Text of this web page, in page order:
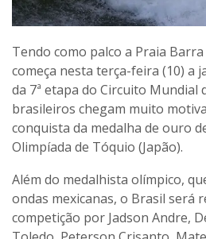
Tendo como palco a Praia
começa nesta terça-feira (10) a
da 7ª etapa do Circuito Mundial
brasileiros chegam muito
conquista da medalha de ouro
Olimpíada de Tóquio (Japão).
Além do medalhista olímpico,
ondas mexicanas, o Brasil será
competição por Jadson Andre,